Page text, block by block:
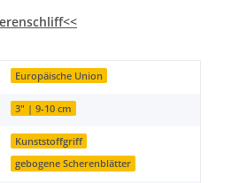
Europäische Union
3" | 9-10 cm
Kunststoffgriff
gebogene Scherenblätter